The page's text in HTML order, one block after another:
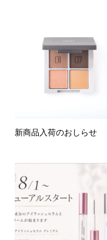
新商品入荷のおしらせ